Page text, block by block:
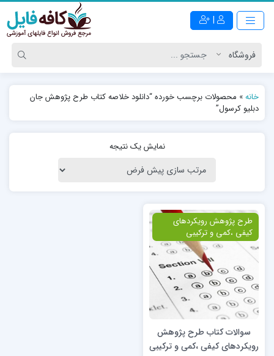
|
خانه» محصولات برچسب خورده “دانلود خلاصه کتاب طرح پژوهش جان
دبلیو کرسول”
نمایش یک نتیجه
ویژه
طرح پژوهش رویکردهای
کیفی ،کمی و ترکیبی
سوالات کتاب طرح پژوهش
رویکردهای کیفی ،کمی و ترکیبی